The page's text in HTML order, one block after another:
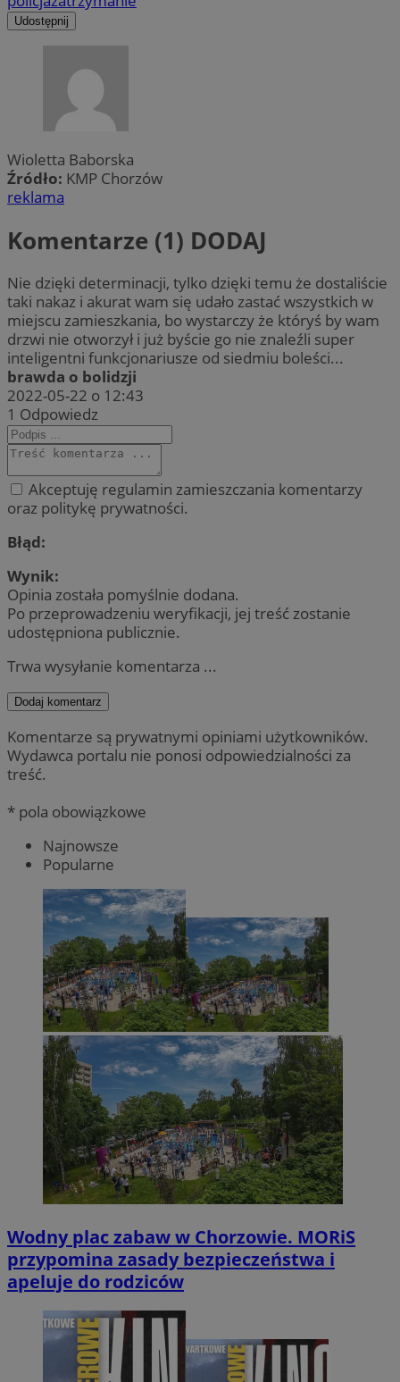
Udostępnij
Wioletta Baborska
Źródło: KMP Chorzów
reklama
Komentarze (1) DODAJ
Nie dzięki determinacji, tylko dzięki temu że dostaliście
taki nakaz i akurat wam się udało zastać wszystkich w
miejscu zamieszkania, bo wystarczy że któryś by wam
drzwi nie otworzył i już byście go nie znaleźli super
inteligentni funkcjonariusze od siedmiu boleści...
brawda o bolidzji
2022-05-22 o 12:43
1 Odpowiedz
Akceptuję regulamin zamieszczania komentarzy
oraz politykę prywatności.
Błąd:
Wynik:
Opinia została pomyślnie dodana.
Po przeprowadzeniu weryfikacji, jej treść zostanie
udostępniona publicznie.
Trwa wysyłanie komentarza ...
Dodaj komentarz
Komentarze są prywatnymi opiniami użytkowników.
Wydawca portalu nie ponosi odpowiedzialności za
treść.
* pola obowiązkowe
Najnowsze
Popularne
Wodny plac zabaw w Chorzowie. MORiS
przypomina zasady bezpieczeństwa i
apeluje do rodziców